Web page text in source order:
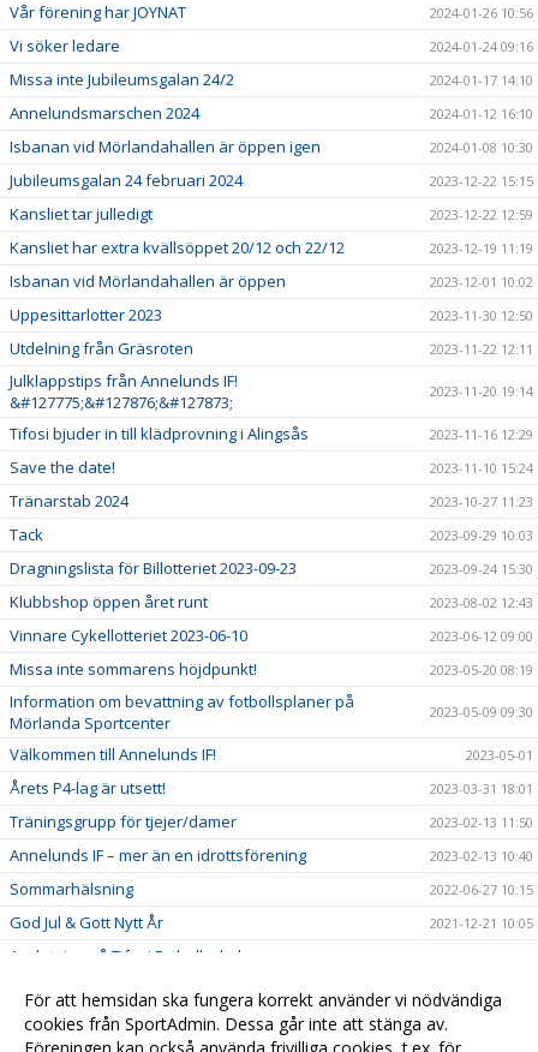
Vår förening har JOYNAT 2024-01-26 10:56
Vi söker ledare 2024-01-24 09:16
Missa inte Jubileumsgalan 24/2 2024-01-17 14:10
Annelundsmarschen 2024 2024-01-12 16:10
Isbanan vid Mörlandahallen är öppen igen 2024-01-08 10:30
Jubileumsgalan 24 februari 2024 2023-12-22 15:15
Kansliet tar julledigt 2023-12-22 12:59
Kansliet har extra kvällsöppet 20/12 och 22/12 2023-12-19 11:19
Isbanan vid Mörlandahallen är öppen 2023-12-01 10:02
Uppesittarlotter 2023 2023-11-30 12:50
Utdelning från Gräsroten 2023-11-22 12:11
Julklappstips från Annelunds IF!
&#127775;&#127876;&#127873;
2023-11-20 19:14
Tifosi bjuder in till klädprovning i Alingsås 2023-11-16 12:29
Save the date! 2023-11-10 15:24
Tränarstab 2024 2023-10-27 11:23
Tack 2023-09-29 10:03
Dragningslista för Billotteriet 2023-09-23 2023-09-24 15:30
Klubbshop öppen året runt 2023-08-02 12:43
Vinnare Cykellotteriet 2023-06-10 2023-06-12 09:00
Missa inte sommarens höjdpunkt! 2023-05-20 08:19
Information om bevattning av fotbollsplaner på
Mörlanda Sportcenter
2023-05-09 09:30
Välkommen till Annelunds IF! 2023-05-01
Årets P4-lag är utsett! 2023-03-31 18:01
Träningsgrupp för tjejer/damer 2023-02-13 11:50
Annelunds IF – mer än en idrottsförening 2023-02-13 10:40
Sommarhälsning 2022-06-27 10:15
God Jul & Gott Nytt År 2021-12-21 10:05
Avslutning på Tifosi Fotbollsskola
God Jul och Gott Nytt År! 2020-12-14 12:33
Summering av 2019 2019-12-23 10:15
För att hemsidan ska fungera korrekt använder vi nödvändiga
cookies från SportAdmin. Dessa går inte att stänga av.